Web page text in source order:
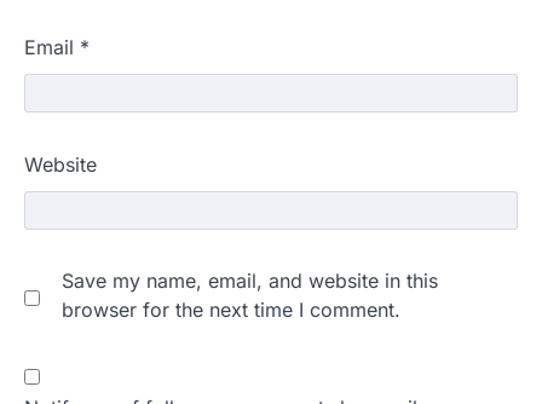
Email *
Website
Save my name, email, and website in this
browser for the next time I comment.